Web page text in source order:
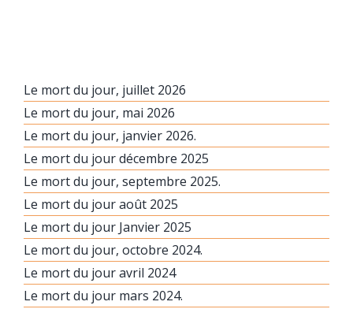
Le mort du jour, juillet 2026
Le mort du jour, mai 2026
Le mort du jour, janvier 2026.
Le mort du jour décembre 2025
Le mort du jour, septembre 2025.
Le mort du jour août 2025
Le mort du jour Janvier 2025
Le mort du jour, octobre 2024.
Le mort du jour avril 2024
Le mort du jour mars 2024.